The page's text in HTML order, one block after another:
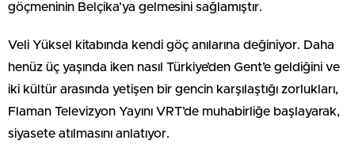
göçmeninin Belçika’ya gelmesini sağlamıştır.
Veli Yüksel kitabında kendi göç anılarına değiniyor. Daha
henüz üç yaşında iken nasıl Türkiye’den Gent’e geldiğini ve
iki kültür arasında yetişen bir gencin karşılaştığı zorlukları,
Flaman Televizyon Yayını VRT’de muhabirliğe başlayarak,
siyasete atılmasını anlatıyor.